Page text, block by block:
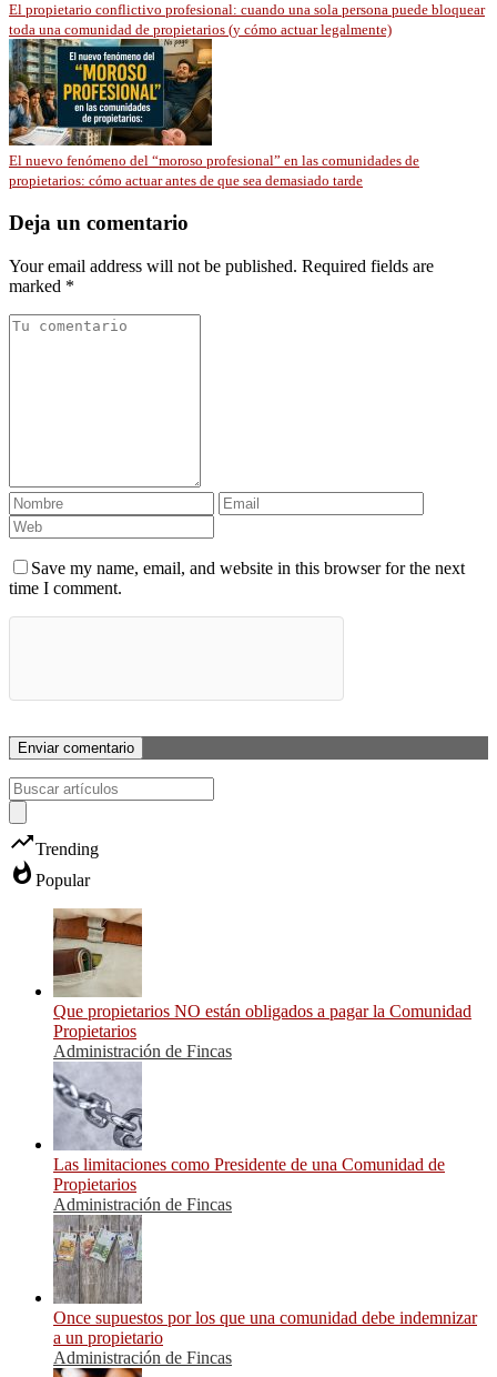
El propietario conflictivo profesional: cuando una sola persona puede bloquear
toda una comunidad de propietarios (y cómo actuar legalmente)
El nuevo fenómeno del “moroso profesional” en las comunidades de
propietarios: cómo actuar antes de que sea demasiado tarde
Deja un comentario
Your email address will not be published. Required fields are
marked *
Save my name, email, and website in this browser for the next
time I comment.
trending_upTrending
whatshot Popular
Que propietarios NO están obligados a pagar la Comunidad
Propietarios
Administración de Fincas
Las limitaciones como Presidente de una Comunidad de
Propietarios
Administración de Fincas
Once supuestos por los que una comunidad debe indemnizar
a un propietario
Administración de Fincas